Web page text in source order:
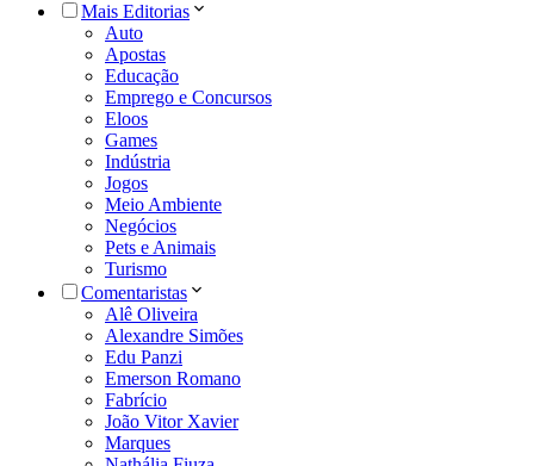
Mais Editorias
Auto
Apostas
Educação
Emprego e Concursos
Eloos
Games
Indústria
Jogos
Meio Ambiente
Negócios
Pets e Animais
Turismo
Comentaristas
Alê Oliveira
Alexandre Simões
Edu Panzi
Emerson Romano
Fabrício
João Vitor Xavier
Marques